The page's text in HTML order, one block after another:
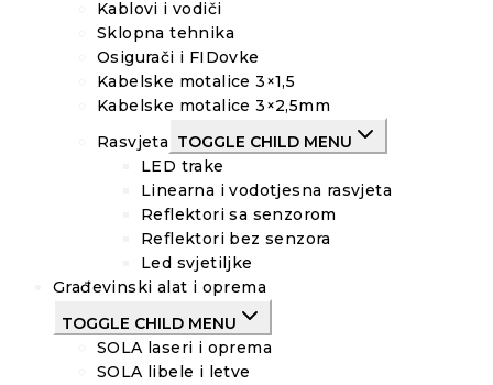
Kablovi i vodiči
Sklopna tehnika
Osigurači i FIDovke
Kabelske motalice 3×1,5
Kabelske motalice 3×2,5mm
Rasvjeta TOGGLE CHILD MENU
LED trake
Linearna i vodotjesna rasvjeta
Reflektori sa senzorom
Reflektori bez senzora
Led svjetiljke
Građevinski alat i oprema
TOGGLE CHILD MENU
SOLA laseri i oprema
SOLA libele i letve